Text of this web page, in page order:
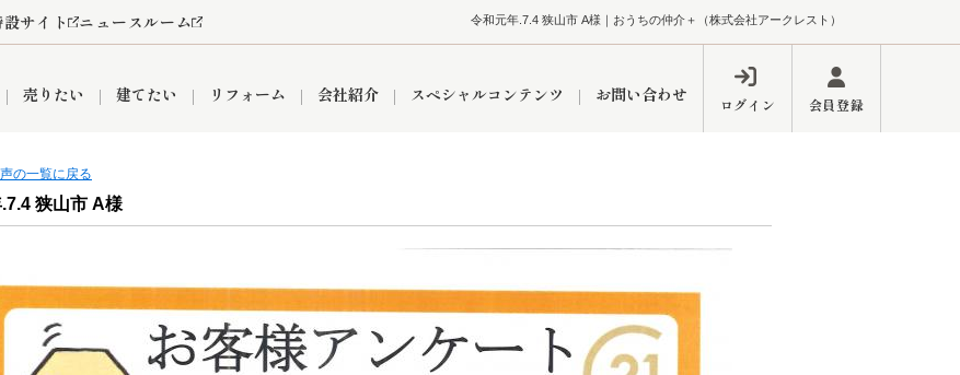
令和元年.7.4 狭山市 A様｜おうちの仲介＋（株式会社アークレスト）
サイト ニュースルーム
から探す お気に入り 閲覧履歴 検索履歴
リノベーション済み物件
売りたい
成功実績 よくある質問 売却コラム 査定依頼フォーム
空き家 リースバック
建てたい リフォーム
【埼玉】補助金・助成金 【東京】補助金・助成金
会社紹介
お客様の声 創業の想い 総合不動産の強み インフォメーション ブログ
入間営業所 ひばりケ丘営業所 秋津営業所 東久留米営業所
スペシャルコンテンツ
ちパークくらぶ レンタルスペース 期間限定キャンペーン
お問い合わせ
査定依頼 なんでもご相談 プライバシーポリシー
ログイン 会員登録
の一覧に戻る
狭山市 A様